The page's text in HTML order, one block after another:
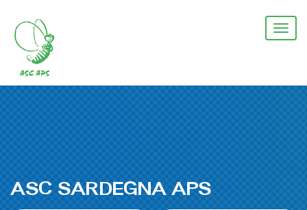
contenuto
principale
ASC SARDEGNA APS